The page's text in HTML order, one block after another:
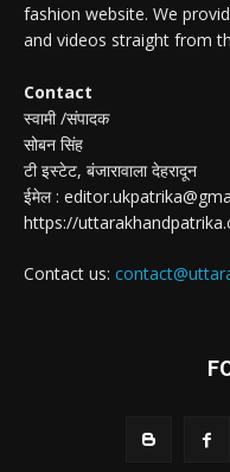
fashion website. We
and videos straight from
Contact
स्वामी /संपादक
सोबन सिंह
टी इस्टेट, बंजारावाला देहरादून
ईमेल :
https://
Contact us: